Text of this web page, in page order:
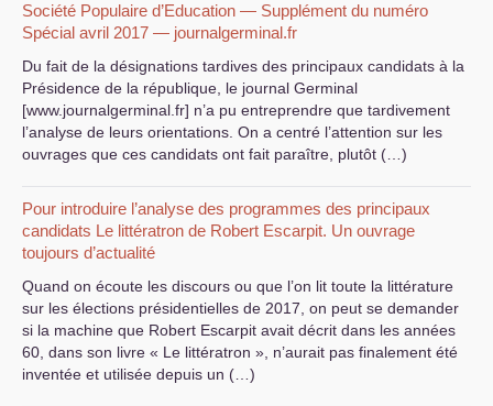
Société Populaire d’Education — Supplément du numéro
Spécial avril 2017 — journalgerminal.fr
Du fait de la désignations tardives des principaux candidats à la
Présidence de la république, le journal Germinal
[www.journalgerminal.fr] n’a pu entreprendre que tardivement
l’analyse de leurs orientations. On a centré l’attention sur les
ouvrages que ces candidats ont fait paraître, plutôt (…)
Pour introduire l’analyse des programmes des principaux
candidats Le littératron de Robert Escarpit. Un ouvrage
toujours d’actualité
Quand on écoute les discours ou que l’on lit toute la littérature
sur les élections présidentielles de 2017, on peut se demander
si la machine que Robert Escarpit avait décrit dans les années
60, dans son livre « Le littératron », n’aurait pas finalement été
inventée et utilisée depuis un (…)